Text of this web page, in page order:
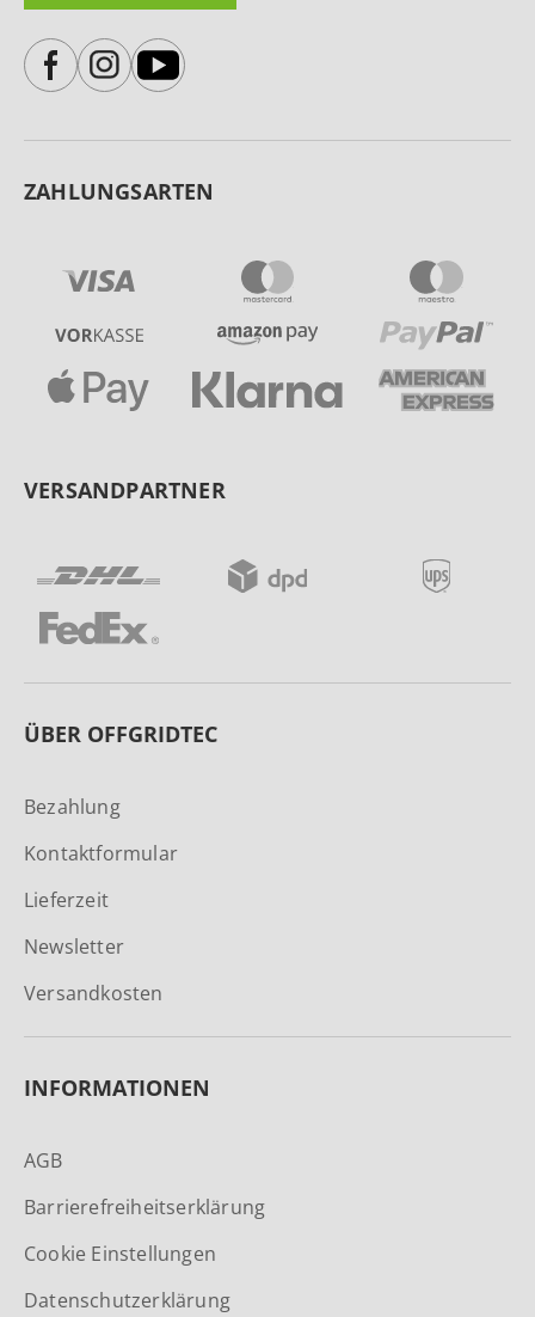
ZAHLUNGSARTEN
VERSANDPARTNER
ÜBER OFFGRIDTEC
Bezahlung
Kontaktformular
Lieferzeit
Newsletter
Versandkosten
INFORMATIONEN
AGB
Barrierefreiheitserklärung
Cookie Einstellungen
Datenschutzerklärung